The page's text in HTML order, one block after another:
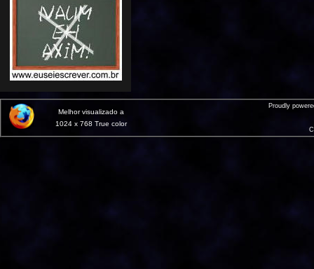
Melhor visualizado a
1024 x 768 True color
Proudly